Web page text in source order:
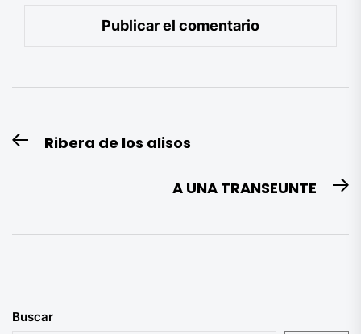
Navegación
de
EntradaRibera de los alisos
A UNA TRANSEUNTE
Buscar